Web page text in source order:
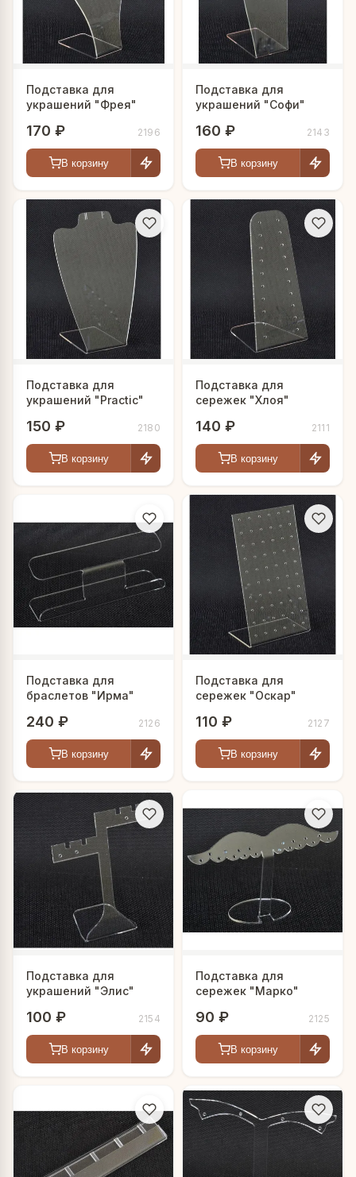
Подставка для
украшений "Фрея"
170 ₽ 2196
В корзину
Подставка для
украшений "Софи"
160 ₽ 2143
В корзину
Подставка для
украшений "Practic"
150 ₽ 2180
В корзину
Подставка для
сережек "Хлоя"
140 ₽ 2111
В корзину
Подставка для
браслетов "Ирма"
240 ₽ 2126
В корзину
Подставка для
сережек "Оскар"
110 ₽ 2127
В корзину
Подставка для
украшений "Элис"
100 ₽ 2154
В корзину
Подставка для
сережек "Марко"
90 ₽ 2125
В корзину